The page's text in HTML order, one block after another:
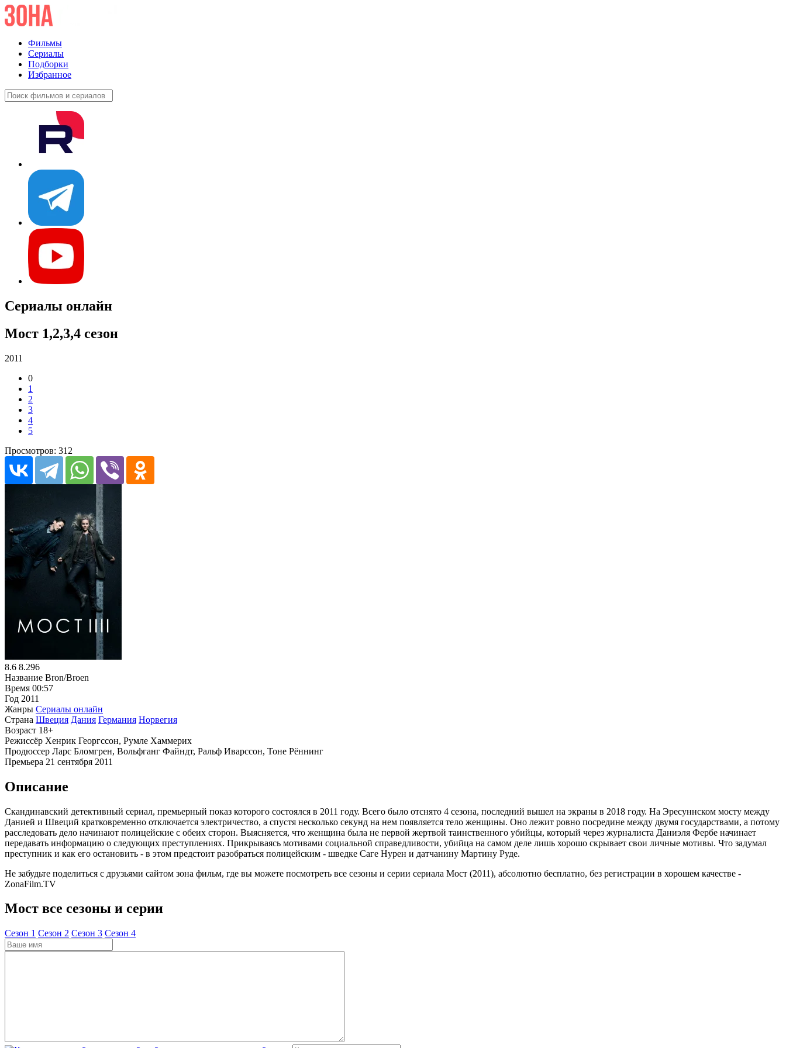
Фильмы
Сериалы
Подборки
Избранное
Сериалы онлайн
Мост 1,2,3,4 сезон
2011
0
1
2
3
4
5
Просмотров: 312
8.6 8.296
Название Bron/Broen
Время 00:57
Год 2011
Жанры Сериалы онлайн
Страна Швеция Дания Германия Норвегия
Возраст 18+
Режиссёр Хенрик Георгссон, Румле Хаммерих
Продюссер Ларс Бломгрен, Вольфганг Файндт, Ральф Иварссон, Тоне Рённинг
Премьера 21 сентября 2011
Описание
Скандинавский детективный сериал, премьерный показ которого состоялся в 2011 году. Всего было отснято 4 сезона, последний вышел на экраны в 2018 году. На Эресуннском мосту между
Данией и Швеций кратковременно отключается электричество, а спустя несколько секунд на нем появляется тело женщины. Оно лежит ровно посредине между двумя государствами, а потому
расследовать дело начинают полицейские с обеих сторон. Выясняется, что женщина была не первой жертвой таинственного убийцы, который через журналиста Даниэля Фербе начинает
передавать информацию о следующих преступлениях. Прикрываясь мотивами социальной справедливости, убийца на самом деле лишь хорошо скрывает свои личные мотивы. Что задумал
преступник и как его остановить - в этом предстоит разобраться полицейским - шведке Саге Нурен и датчанину Мартину Руде.
Не забудьте поделиться с друзьями сайтом зона фильм, где вы можете посмотреть все сезоны и серии сериала Мост (2011), абсолютно бесплатно, без регистрации в хорошем качестве -
ZonaFilm.TV
Мост все сезоны и серии
Cезон 1 Cезон 2 Cезон 3 Cезон 4